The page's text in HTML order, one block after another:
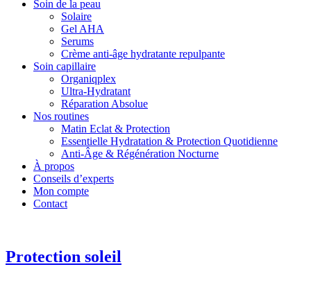
Soin de la peau
Solaire
Gel AHA
Serums
Crème anti-âge hydratante repulpante
Soin capillaire
Organiqplex
Ultra-Hydratant
Réparation Absolue
Nos routines
Matin Eclat & Protection
Essentielle Hydratation & Protection Quotidienne
Anti‑Âge & Régénération Nocturne
À propos
Conseils d’experts
Mon compte
Contact
Protection soleil